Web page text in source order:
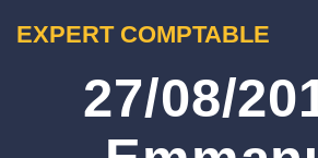
EXPERT COMPTABLE
27/08/